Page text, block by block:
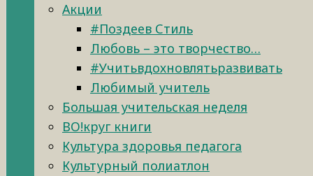
Акции
#Поздеев Стиль
Любовь – это творчество…
#Учитьвдохновлятьразвивать
Любимый учитель
Большая учительская неделя
ВО!круг книги
Культура здоровья педагога
Культурный полиатлон